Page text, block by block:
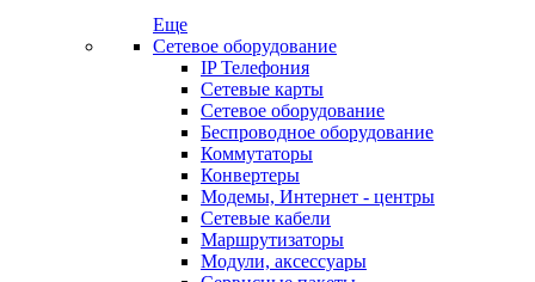
Еще
Сетевое оборудование
IP Телефония
Сетевые карты
Сетевое оборудование
Беспроводное оборудование
Коммутаторы
Конвертеры
Модемы, Интернет - центры
Сетевые кабели
Маршрутизаторы
Модули, аксессуары